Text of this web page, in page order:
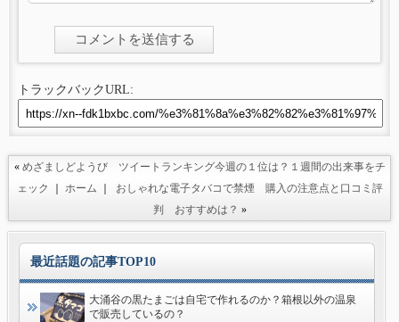
トラックバックURL:
« めざましどようび ツイートランキング今週の１位は？１週間の出来事をチ
ェック
ホーム
おしゃれな電子タバコで禁煙 購入の注意点と口コミ評
判 おすすめは？ »
最近話題の記事TOP10
大涌谷の黒たまごは自宅で作れるのか？箱根以外の温泉
で販売しているの？